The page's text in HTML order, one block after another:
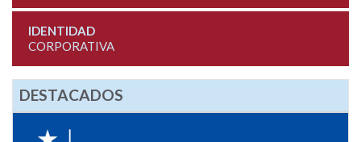
IDENTIDAD
CORPORATIVA
DESTACADOS